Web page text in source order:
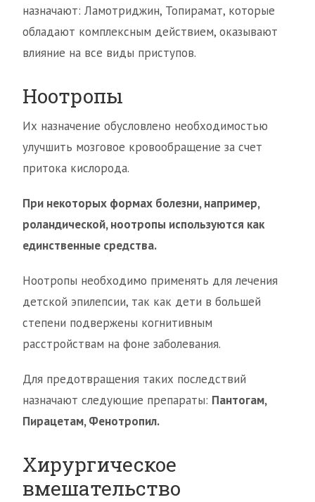
назначают: Ламотриджин, Топирамат, которые
обладают комплексным действием, оказывают
влияние на все виды приступов.
Ноотропы
Их назначение обусловлено необходимостью
улучшить мозговое кровообращение за счет
притока кислорода.
При некоторых формах болезни, например,
роландической, ноотропы используются как
единственные средства.
Ноотропы необходимо применять для лечения
детской эпилепсии, так как дети в большей
степени подвержены когнитивным
расстройствам на фоне заболевания.
Для предотвращения таких последствий
назначают следующие препараты: Пантогам,
Пирацетам, Фенотропил.
Хирургическое
вмешательство